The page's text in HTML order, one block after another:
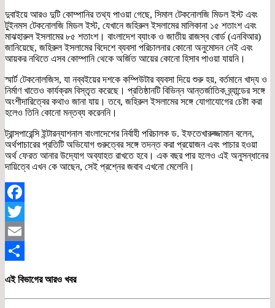
দুবাইয়ে আরও দুটি কোম্পানির তথ্য পাওয়া গেছে, সিমাল টেকনোলজি মিডল ইস্ট এবং
টুইনমস টেকনোলজি মিডল ইস্ট, যেখানে জহিরুল ইসলামের মালিকানা ১৫ শতাংশ এবং
মাঝহারুল ইসলামের ৮৫ শতাংশ। বাংলাদেশ ব্যাংক ও জাতীয় রাজস্ব বোর্ড (এনবিআর)
জানিয়েছে, জহিরুল ইসলামের বিদেশে ব্যবসা পরিচালনার কোনো অনুমোদন নেই এবং
আয়কর নথিতে এসব কোম্পানি থেকে অর্জিত আয়ের কোনো হিসাব পাওয়া যায়নি।
স্মার্ট টেকনোলজিস, যা নব্বইয়ের দশকে কম্পিউটার ব্যবসা দিয়ে শুরু হয়, বর্তমানে খাদ্য ও
নির্মাণ খাতেও কার্যক্রম বিস্তৃত করেছে। প্রতিষ্ঠানটি বিভিন্ন আন্তর্জাতিক ব্র্যান্ডের সঙ্গে
অংশীদারিত্বের কথাও জানা যায়। তবে, জহিরুল ইসলামের সঙ্গে যোগাযোগের চেষ্টা করা
হলেও তিনি কোনো মন্তব্য করেননি।
ট্রান্সপারেন্সি ইন্টারন্যাশনাল বাংলাদেশের নির্বাহী পরিচালক ড. ইফতেখারুজ্জামান বলেন,
অর্থপাচারের প্রতিটি অভিযোগ গুরুত্বের সঙ্গে তদন্ত করা প্রয়োজন এবং পাচার হওয়া
অর্থ ফেরত আনার উদ্যোগ অব্যাহত রাখতে হবে। এক বছর পার হলেও এই অনুসন্ধানের
দায়িত্বে এখন কে আছেন, সেই প্রশ্নের জবাব এখনো মেলেনি।
Facebook
Twitter
Email
এই বিভাগের আরও খবর